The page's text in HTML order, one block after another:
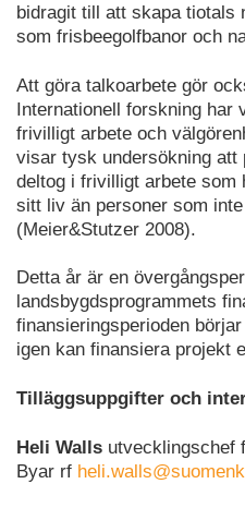
bidragit till att skapa tiotals
som frisbeegolfbanor och
Att göra talkoarbete gör
Internationell forskning har
frivilligt arbete och
visar tysk undersökning
deltog i frivilligt arbete som
sitt liv än personer som
(Meier&Stutzer 2008).
Detta år är en
landsbygdsprogrammets
finansieringsperioden
igen kan finansiera projekt
Tilläggsuppgifter och
Heli Walls utvecklingschef
Byar rf